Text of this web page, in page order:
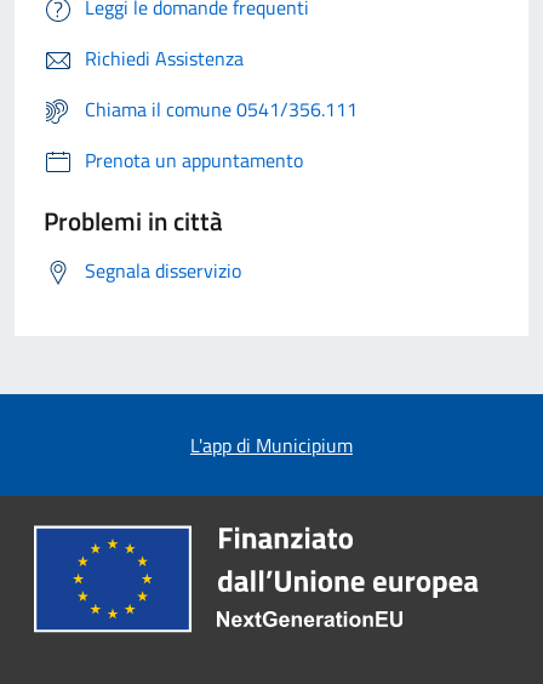
Leggi le domande frequenti
Richiedi Assistenza
Chiama il comune 0541/356.111
Prenota un appuntamento
Problemi in città
Segnala disservizio
L'app di Municipium